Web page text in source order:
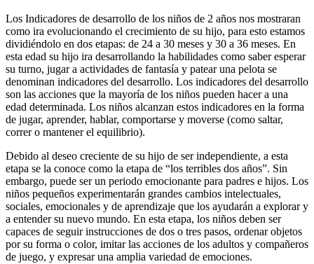
Los Indicadores de desarrollo de los niños de 2 años nos mostraran
como ira evolucionando el crecimiento de su hijo, para esto estamos
dividiéndolo en dos etapas: de 24 a 30 meses y 30 a 36 meses. En
esta edad su hijo ira desarrollando la habilidades como saber esperar
su turno, jugar a actividades de fantasía y patear una pelota se
denominan indicadores del desarrollo. Los indicadores del desarrollo
son las acciones que la mayoría de los niños pueden hacer a una
edad determinada. Los niños alcanzan estos indicadores en la forma
de jugar, aprender, hablar, comportarse y moverse (como saltar,
correr o mantener el equilibrio).
Debido al deseo creciente de su hijo de ser independiente, a esta
etapa se la conoce como la etapa de “los terribles dos años”. Sin
embargo, puede ser un periodo emocionante para padres e hijos. Los
niños pequeños experimentarán grandes cambios intelectuales,
sociales, emocionales y de aprendizaje que los ayudarán a explorar y
a entender su nuevo mundo. En esta etapa, los niños deben ser
capaces de seguir instrucciones de dos o tres pasos, ordenar objetos
por su forma o color, imitar las acciones de los adultos y compañeros
de juego, y expresar una amplia variedad de emociones.